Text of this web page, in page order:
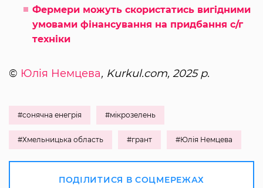
Фермери можуть скористатись вигідними
умовами фінансування на придбання с/г
техніки
© Юлія Немцева, Kurkul.com, 2025 р.
#сонячна енегрія #мікрозелень
#Хмельницька область #грант #Юлія Немцева
ПОДІЛИТИСЯ В СОЦМЕРЕЖАХ